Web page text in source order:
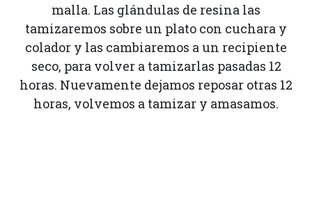
malla. Las glándulas de resina las
tamizaremos sobre un plato con cuchara y
colador y las cambiaremos a un recipiente
seco, para volver a tamizarlas pasadas 12
horas. Nuevamente dejamos reposar otras 12
horas, volvemos a tamizar y amasamos.